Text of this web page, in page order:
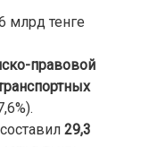
млрд тенге
правовой
29,3